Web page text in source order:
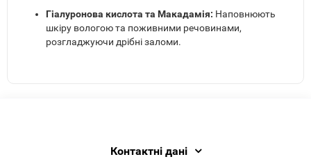
Гіалуронова кислота та Макадамія: Наповнюють
шкіру вологою та поживними речовинами,
розгладжуючи дрібні заломи.
Контактні дані